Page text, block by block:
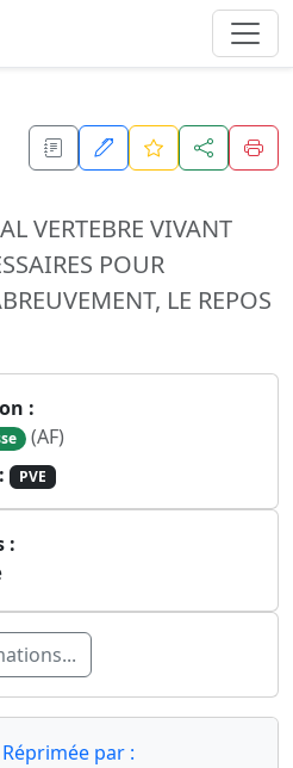
VERTEBRE VIVANT
POUR
LE REPOS
:
(AF)
PVE
:
par :